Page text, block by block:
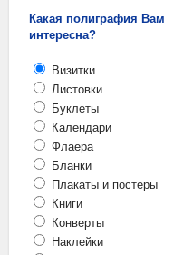
Какая полиграфия Вам
интересна?
Визитки
Листовки
Буклеты
Календари
Флаера
Бланки
Плакаты и постеры
Книги
Конверты
Наклейки